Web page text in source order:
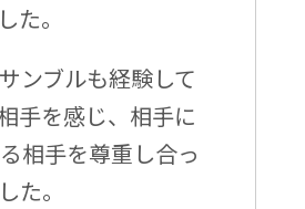
。
ンブルも経験して
手を感じ、相手に
相手を尊重し合っ
た。